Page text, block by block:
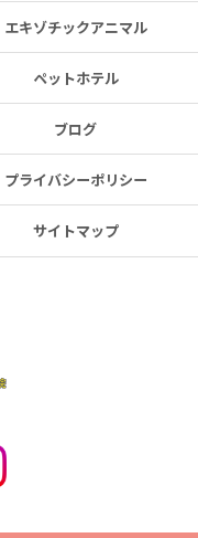
エキゾチックアニマル
ペットホテル
ブログ
プライバシーポリシー
サイトマップ